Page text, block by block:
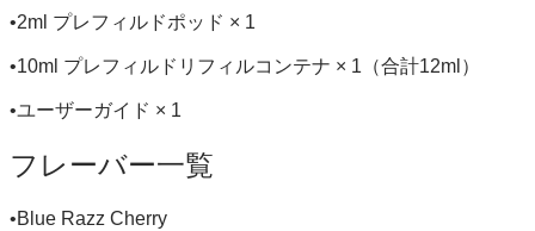
•2ml プレフィルドポッド × 1
•10ml プレフィルドリフィルコンテナ × 1（合計12ml）
•ユーザーガイド × 1
フレーバー一覧
•Blue Razz Cherry